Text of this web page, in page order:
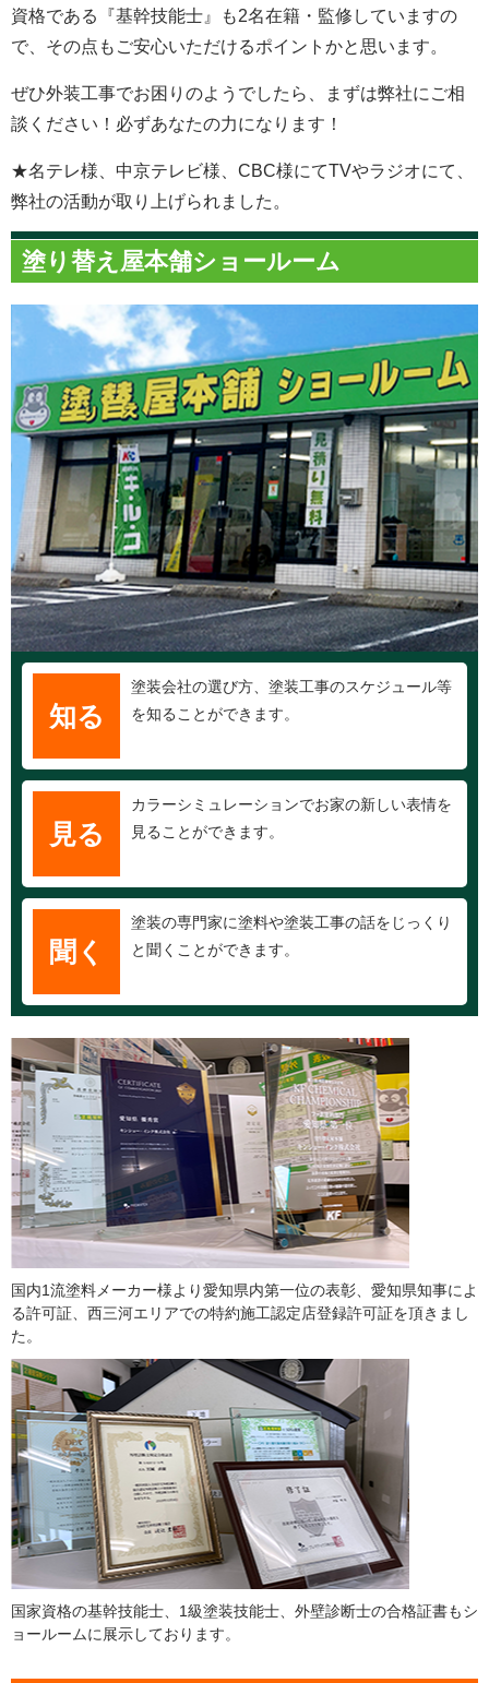
資格である『基幹技能士』も2名在籍・監修していますの
で、その点もご安心いただけるポイントかと思います。
ぜひ外装工事でお困りのようでしたら、まずは弊社にご相
談ください！必ずあなたの力になります！
★名テレ様、中京テレビ様、CBC様にてTVやラジオにて、
弊社の活動が取り上げられました。
塗り替え屋本舗ショールーム
知る
塗装会社の選び方、塗装工事のスケジュール等
を知ることができます。
見る
カラーシミュレーションでお家の新しい表情を
見ることができます。
聞く
塗装の専門家に塗料や塗装工事の話をじっくり
と聞くことができます。
国内1流塗料メーカー様より愛知県内第一位の表彰、愛知県知事によ
る許可証、西三河エリアでの特約施工認定店登録許可証を頂きまし
た。
国家資格の基幹技能士、1級塗装技能士、外壁診断士の合格証書もシ
ョールームに展示しております。